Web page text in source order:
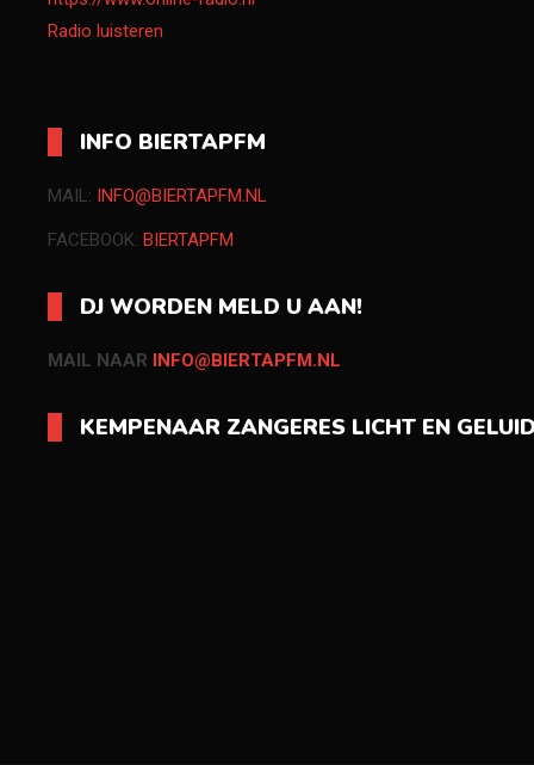
Radio luisteren
INFO BIERTAPFM
MAIL: INFO@BIERTAPFM.NL
FACEBOOK: BIERTAPFM
DJ WORDEN MELD U AAN!
MAIL NAAR INFO@BIERTAPFM.NL
KEMPENAAR ZANGERES LICHT EN